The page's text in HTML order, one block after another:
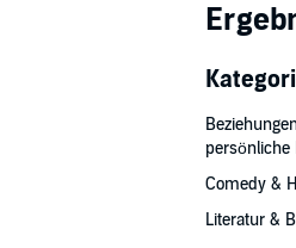
persönliche
Comedy &
Literatur &